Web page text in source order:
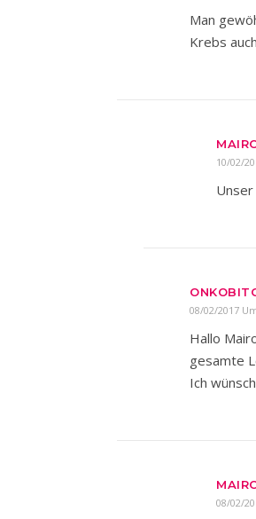
Man
Krebs
10/02/
08/02/2017
Hallo
gesamte
Ich
08/02/